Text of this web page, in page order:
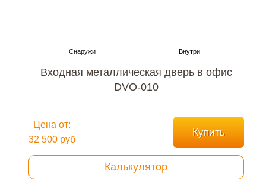
Входная металлическая дверь в офис
DVO-010
Цена от:
32 500 руб
Купить
Калькулятор